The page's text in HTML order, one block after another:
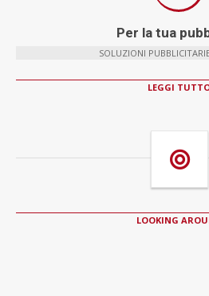
Per la tua
SOLUZIONI
LEGGI
LOOKING